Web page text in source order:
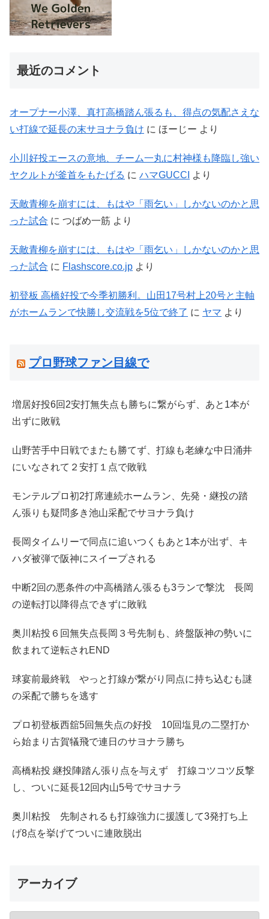
最近のコメント
オープナー小澤、真打高橋踏ん張るも、得点の気配さえな
い打線で延長の末サヨナラ負け に ほーじー より
小川好投エースの意地、チーム一丸に村神様も降臨し強い
ヤクルトが釜首をもたげる に ハマGUCCI より
天敵青柳を崩すには、もはや「雨乞い」しかないのかと思
った試合 に つばめ一筋 より
天敵青柳を崩すには、もはや「雨乞い」しかないのかと思
った試合 に Flashscore.co.jp より
初登板 高橋好投で今季初勝利。山田17号村上20号と主軸
がホームランで快勝し交流戦を5位で終了 に ヤマ より
プロ野球ファン目線で
増居好投6回2安打無失点も勝ちに繋がらず、あと1本が
出ずに敗戦
山野苦手中日戦でまたも勝てず、打線も老練な中日涌井
にいなされて２安打１点で敗戦
モンテルプロ初2打席連続ホームラン、先発・継投の踏
ん張りも疑問多き池山采配でサヨナラ負け
長岡タイムリーで同点に追いつくもあと1本が出ず、キ
ハダ被弾で阪神にスイープされる
中断2回の悪条件の中高橋踏ん張るも3ランで撃沈 長岡
の逆転打以降得点できずに敗戦
奥川粘投６回無失点長岡３号先制も、終盤阪神の勢いに
飲まれて逆転されEND
球宴前最終戦 やっと打線が繋がり同点に持ち込むも謎
の采配で勝ちを逃す
プロ初登板西舘5回無失点の好投 10回塩見の二塁打か
ら始まり古賀犠飛で連日のサヨナラ勝ち
高橋粘投 継投陣踏ん張り点を与えず 打線コツコツ反撃
し、ついに延長12回内山5号でサヨナラ
奥川粘投 先制されるも打線強力に援護して3発打ち上
げ8点を挙げてついに連敗脱出
アーカイブ